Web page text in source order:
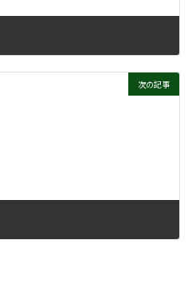
次の記事